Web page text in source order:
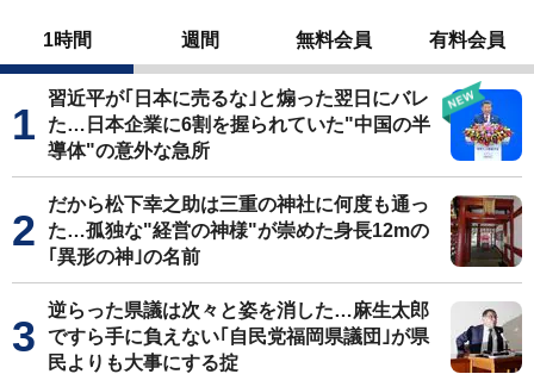
1時間 週間 無料会員 有料会員
習近平が｢日本に売るな｣と煽った翌日にバレ
た…日本企業に6割を握られていた"中国の半
導体"の意外な急所
だから松下幸之助は三重の神社に何度も通っ
た…孤独な"経営の神様"が崇めた身長12mの
｢異形の神｣の名前
逆らった県議は次々と姿を消した…麻生太郎
ですら手に負えない｢自民党福岡県議団｣が県
民よりも大事にする掟